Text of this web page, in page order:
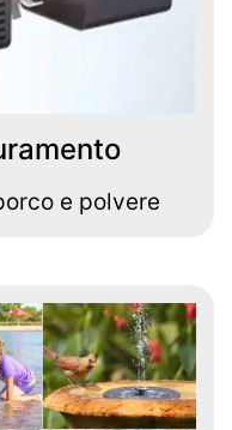
e polvere